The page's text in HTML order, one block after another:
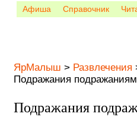
Афиша Справочник
ЯрМалыш > Развлечения
Подражания
Подражания